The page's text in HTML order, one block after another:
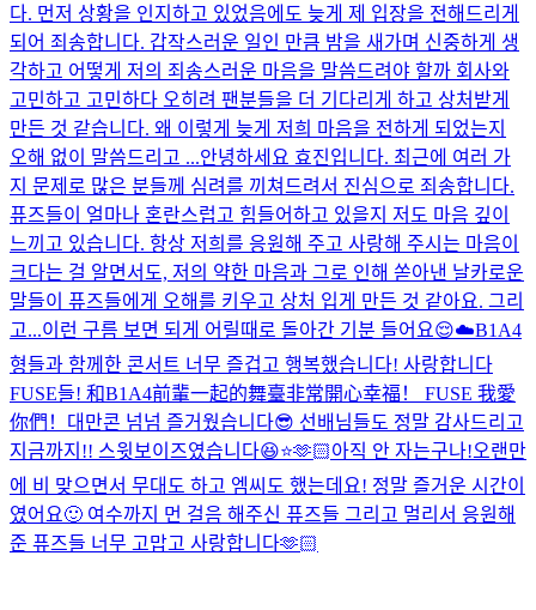
다. 먼저 상황을 인지하고 있었음에도 늦게 제 입장을 전해드리게
되어 죄송합니다. 갑작스러운 일인 만큼 밤을 새가며 신중하게 생
각하고 어떻게 저의 죄송스러운 마음을 말씀드려야 할까 회사와
고민하고 고민하다 오히려 팬분들을 더 기다리게 하고 상처받게
만든 것 같습니다. 왜 이렇게 늦게 저희 마음을 전하게 되었는지
오해 없이 말씀드리고 ...안녕하세요 효진입니다. 최근에 여러 가
지 문제로 많은 분들께 심려를 끼쳐드려서 진심으로 죄송합니다.
퓨즈들이 얼마나 혼란스럽고 힘들어하고 있을지 저도 마음 깊이
느끼고 있습니다. 항상 저희를 응원해 주고 사랑해 주시는 마음이
크다는 걸 알면서도, 저의 약한 마음과 그로 인해 쏟아낸 날카로운
말들이 퓨즈들에게 오해를 키우고 상처 입게 만든 것 같아요. 그리
고...이런 구름 보면 되게 어릴때로 돌아간 기분 들어요😌☁️B1A4
형들과 함께한 콘서트 너무 즐겁고 행복했습니다! 사랑합니다
FUSE들! 和B1A4前輩一起的舞臺非常開心幸福！ FUSE 我愛
你們！ 대만콘 넘넘 즐거웠습니다😎 선배님들도 정말 감사드리고
지금까지!! 스윗보이즈였습니다😆⭐️🫶🏻아직 안 자는구나!오랜만
에 비 맞으면서 무대도 하고 엠씨도 했는데요! 정말 즐거운 시간이
였어요🙂 여수까지 먼 걸음 해주신 퓨즈들 그리고 멀리서 응원해
준 퓨즈들 너무 고맙고 사랑합니다🫶🏻